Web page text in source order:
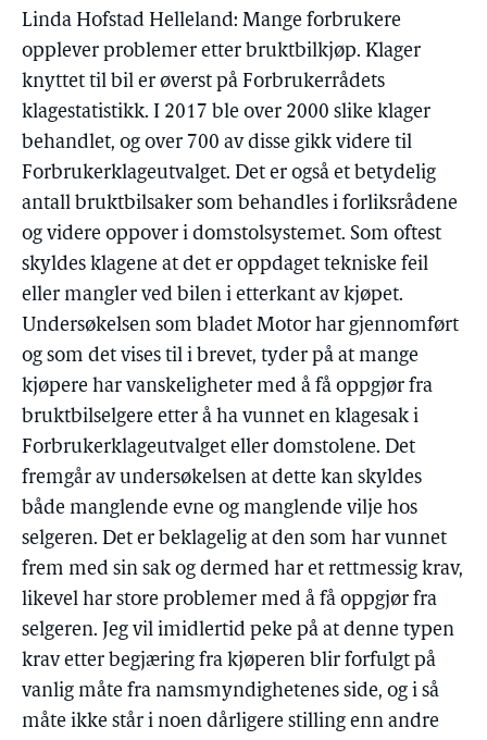
Linda Hofstad Helleland: Mange forbrukere
opplever problemer etter bruktbilkjøp. Klager
knyttet til bil er øverst på Forbrukerrådets
klagestatistikk. I 2017 ble over 2000 slike klager
behandlet, og over 700 av disse gikk videre til
Forbrukerklageutvalget. Det er også et betydelig
antall bruktbilsaker som behandles i forliksrådene
og videre oppover i domstolsystemet. Som oftest
skyldes klagene at det er oppdaget tekniske feil
eller mangler ved bilen i etterkant av kjøpet.
Undersøkelsen som bladet Motor har gjennomført
og som det vises til i brevet, tyder på at mange
kjøpere har vanskeligheter med å få oppgjør fra
bruktbilselgere etter å ha vunnet en klagesak i
Forbrukerklageutvalget eller domstolene. Det
fremgår av undersøkelsen at dette kan skyldes
både manglende evne og manglende vilje hos
selgeren. Det er beklagelig at den som har vunnet
frem med sin sak og dermed har et rettmessig krav,
likevel har store problemer med å få oppgjør fra
selgeren. Jeg vil imidlertid peke på at denne typen
krav etter begjæring fra kjøperen blir forfulgt på
vanlig måte fra namsmyndighetenes side, og i så
måte ikke står i noen dårligere stilling enn andre